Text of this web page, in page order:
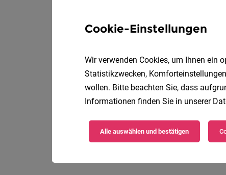
Cookie-Einstellungen
Wir verwenden Cookies, um Ihnen ein
Statistikzwecken,
wollen. Bitte beachten Sie, dass
Informationen finden Sie in unserer
Alle auswählen und bestätigen